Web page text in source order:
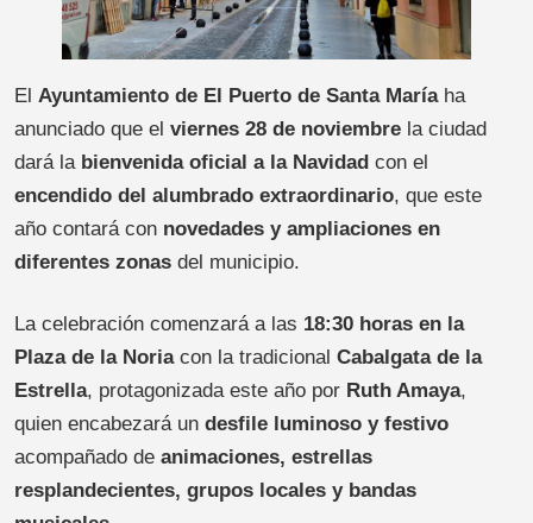
El Ayuntamiento de El Puerto de Santa Maríaha
anunciado que el viernes 28 de noviembre la ciudad
dará la bienvenida oficial a la Navidad con el
encendido del alumbrado extraordinario, que este
año contará con novedades y ampliaciones en
diferentes zonas del municipio.
La celebración comenzará a las 18:30 horas en la
Plaza de la Noriacon la tradicional Cabalgata de la
Estrella, protagonizada este año por Ruth Amaya,
quien encabezará un desfile luminoso y festivo
acompañado de animaciones, estrellas
resplandecientes, grupos locales y bandas